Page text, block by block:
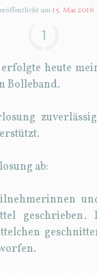
am15. Mai 2016
1
heute
Bolleband.
ab:
geschrieben.